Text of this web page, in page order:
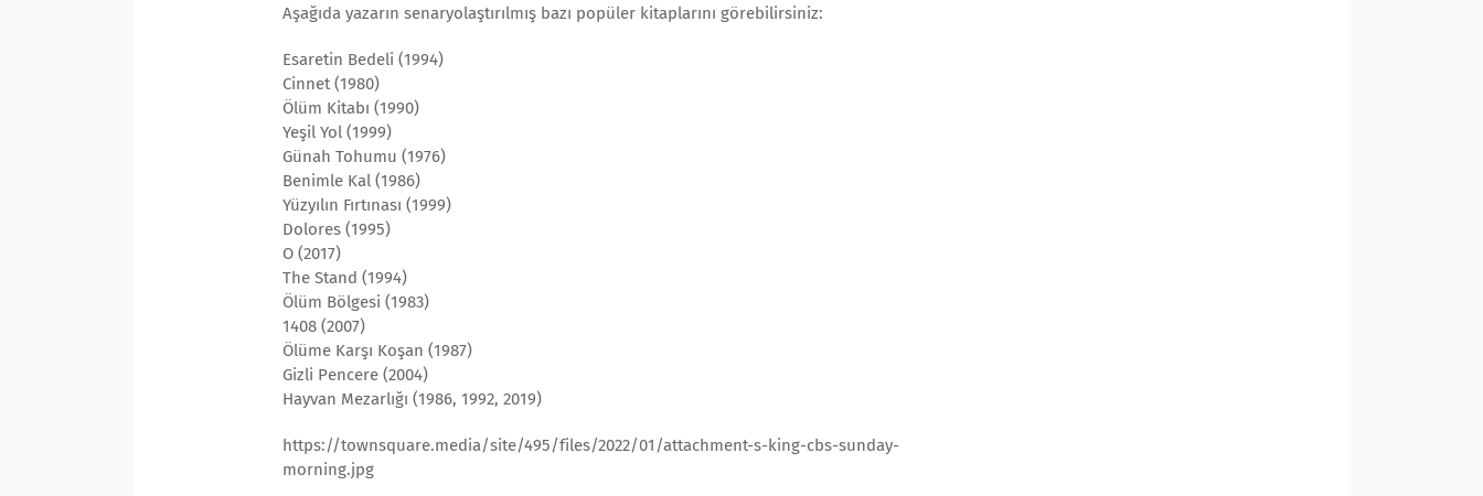
Aşağıda yazarın senaryolaştırılmış bazı popüler kitaplarını görebilirsiniz:
Esaretin Bedeli (1994)
Cinnet (1980)
Ölüm Kitabı (1990)
Yeşil Yol (1999)
Günah Tohumu (1976)
Benimle Kal (1986)
Yüzyılın Fırtınası (1999)
Dolores (1995)
O (2017)
The Stand (1994)
Ölüm Bölgesi (1983)
1408 (2007)
Ölüme Karşı Koşan (1987)
Gizli Pencere (2004)
Hayvan Mezarlığı (1986, 1992, 2019)
https://townsquare.media/site/495/files/2022/01/attachment-s-king-cbs-sunday-
morning.jpg